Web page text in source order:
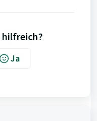
hilfreich?
Ja